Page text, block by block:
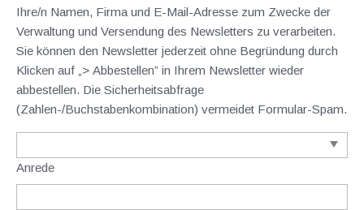
Ihre/n Namen, Firma und E-Mail-Adresse zum Zwecke der
Verwaltung und Versendung des Newsletters zu verarbeiten.
Sie können den Newsletter jederzeit ohne Begründung durch
Klicken auf „> Abbestellen” in Ihrem Newsletter wieder
abbestellen. Die Sicherheitsabfrage
(Zahlen-/Buchstabenkombination) vermeidet Formular-Spam.
Anrede